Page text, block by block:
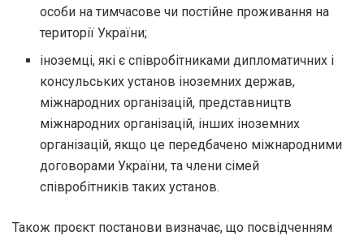
особи на тимчасове чи постійне проживання на
території України;
іноземці, які є співробітниками дипломатичних і
консульських установ іноземних держав,
міжнародних організацій, представництв
міжнародних організацій, інших іноземних
організацій, якщо це передбачено міжнародними
договорами України, та члени сімей
співробітників таких установ.
Також проєкт постанови визначає, що посвідченням